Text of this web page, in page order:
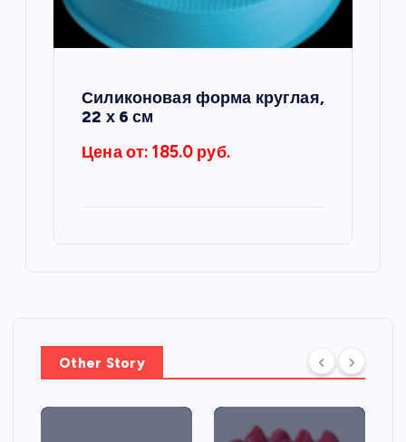
Силиконовая форма круглая,
22 х 6 см
Цена от: 185.0 руб.
Other Story